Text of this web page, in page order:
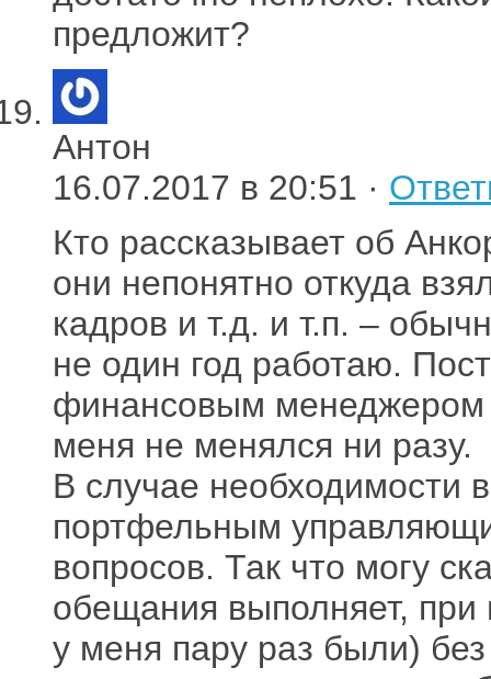
предложит?
Антон
16.07.2017 в 20:51 ·
Кто рассказывает об
они непонятно откуда
кадров и т.д. и т.п. –
не один год работаю.
финансовым менеджером
меня не менялся ни разу.
В случае необходимости
портфельным
вопросов. Так что могу
обещания выполняет, при
у меня пару раз были)